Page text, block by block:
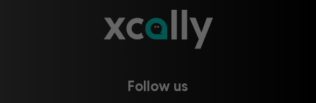
Follow us